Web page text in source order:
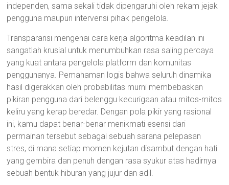
independen, sama sekali tidak dipengaruhi oleh rekam jejak
pengguna maupun intervensi pihak pengelola.
Transparansi mengenai cara kerja algoritma keadilan ini
sangatlah krusial untuk menumbuhkan rasa saling percaya
yang kuat antara pengelola platform dan komunitas
penggunanya. Pemahaman logis bahwa seluruh dinamika
hasil digerakkan oleh probabilitas murni membebaskan
pikiran pengguna dari belenggu kecurigaan atau mitos-mitos
keliru yang kerap beredar. Dengan pola pikir yang rasional
ini, kamu dapat benar-benar menikmati esensi dari
permainan tersebut sebagai sebuah sarana pelepasan
stres, di mana setiap momen kejutan disambut dengan hati
yang gembira dan penuh dengan rasa syukur atas hadirnya
sebuah bentuk hiburan yang jujur dan adil.